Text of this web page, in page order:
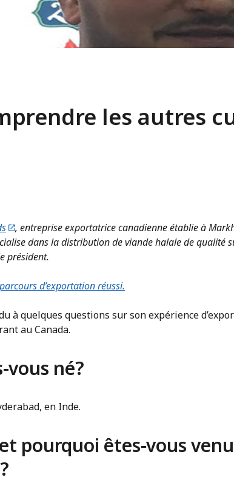
les autres
, entreprise exportatrice canadienne établie à
dans la distribution de viande halale de qualité
président.
d’exportation réussi.
à quelques questions sur son expérience
au Canada.
vous né?
en Inde.
pourquoi êtes-vous